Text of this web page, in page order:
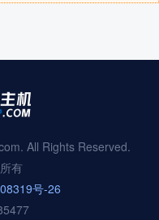
All Rights Reserved.
有
号-26